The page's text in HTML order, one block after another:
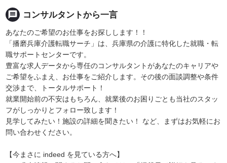
message コンサルタントから一言
あなたのご希望のお仕事をお探しします！！
「播磨兵庫介護転職サーチ」は、兵庫県の介護に特化した就職・転
職サポートセンターです。
豊富な求人データから専任のコンサルタントがあなたのキャリアや
ご希望をふまえ、お仕事をご紹介します。その後の面談調整や条件
交渉まで、トータルサポート！
就業開始前の不安はもちろん、就業後のお困りごとも当社のスタッ
フがしっかりとフォロー致します！
見学してみたい！施設の詳細を聞きたい！ など、まずはお気軽にお
問い合わせください。
【今まさに indeed を見ている方へ】